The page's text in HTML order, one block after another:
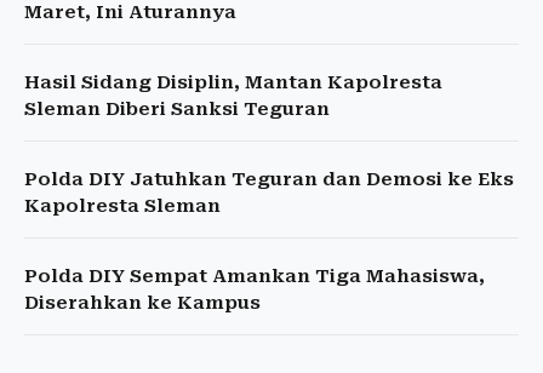
Maret, Ini Aturannya
Hasil Sidang Disiplin, Mantan Kapolresta
Sleman Diberi Sanksi Teguran
Polda DIY Jatuhkan Teguran dan Demosi ke Eks
Kapolresta Sleman
Polda DIY Sempat Amankan Tiga Mahasiswa,
Diserahkan ke Kampus